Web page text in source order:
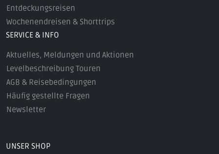
Entdeckungsreisen
Wochenendreisen & Shorttrips
SERVICE & INFO
Aktuelles, Meldungen und Aktionen
Levelbeschreibung Touren
AGB & Reisebedingungen
Häufig gestellte Fragen
Newsletter
UNSER SHOP